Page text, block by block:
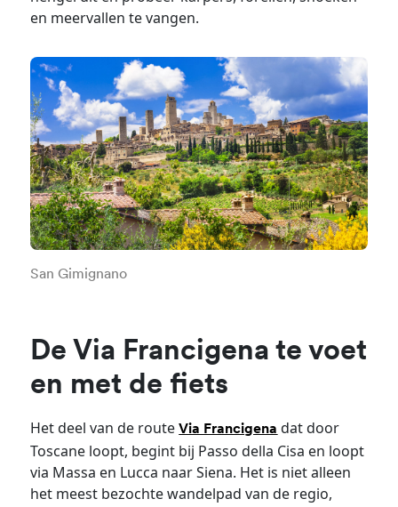
en meervallen te vangen.
San Gimignano
De Via Francigena te voet
en met de fiets
Het deel van de routeVia Francigena dat door
Toscane loopt, begint bij Passo della Cisa en loopt
via Massa en Lucca naar Siena. Het is niet alleen
het meest bezochte wandelpad van de regio,